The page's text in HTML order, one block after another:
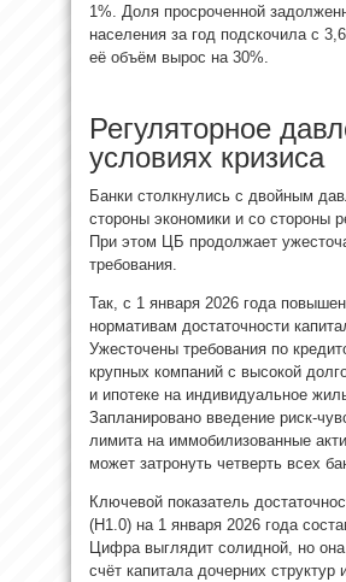
1%. Доля просроченной
населения за год подскочила с
её объём вырос на 30%.
Регуляторное
условиях кризиса
Банки столкнулись с двойным
стороны экономики и со стороны
При этом ЦБ продолжает
требования.
Так, с 1 января 2026 года
нормативам достаточности
Ужесточены требования по
крупных компаний с высокой
и ипотеке на индивидуальное
Запланировано введение риск-
лимита на иммобилизованные
может затронуть четверть всех
Ключевой показатель
(Н1.0) на 1 января 2026 года
Цифра выглядит солидной, но
счёт капитала дочерних структур